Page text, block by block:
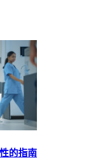
的指南